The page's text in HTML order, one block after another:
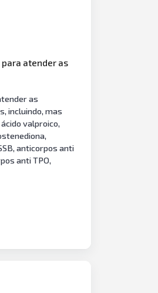
para atender as
as
incluindo, mas
valproico,
anticorpos anti
anti TPO,